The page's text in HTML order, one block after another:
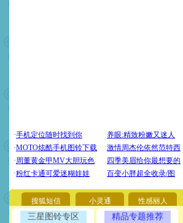
搜狐短信 小灵通 性感丽人
三星图铃专区 精品专题推荐